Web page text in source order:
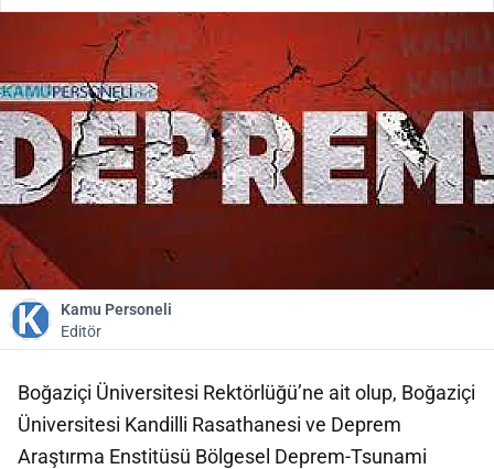
Kamu Personeli
Editör
Boğaziçi Üniversitesi Rektörlüğü’ne ait olup, Boğaziçi
Üniversitesi Kandilli Rasathanesi ve Deprem
Araştırma Enstitüsü Bölgesel Deprem-Tsunami